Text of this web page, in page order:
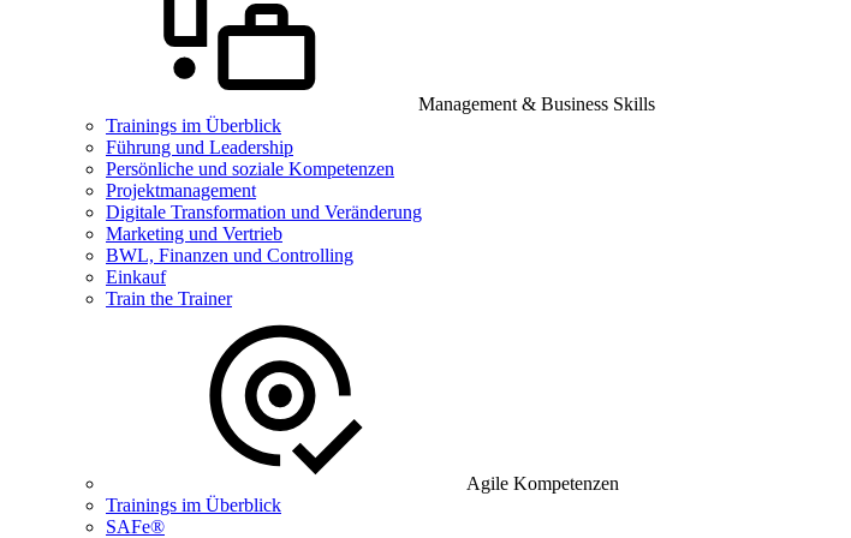
Management & Business Skills
Trainings im Überblick
Führung und Leadership
Persönliche und soziale Kompetenzen
Projektmanagement
Digitale Transformation und Veränderung
Marketing und Vertrieb
BWL, Finanzen und Controlling
Einkauf
Train the Trainer
Agile Kompetenzen
Trainings im Überblick
SAFe®